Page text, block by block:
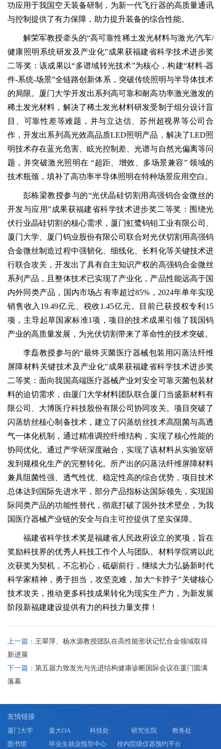
功应用于我国空天装备研制，为新一代飞行器的高质量通讯
与控制提供了有力保障，助力提升装备的综合性能。
解荣军教授牵头的“高可靠性稀土发光材料与激光/汽车/
健康照明系统研发及产业化”成果获福建省科学技术进步奖
二等奖：该成果以“多谱域转光技术”为核心，构建“材料-器
件-系统-场景”全链路创新体系，突破传统照明与半导体技术
的局限。厦门大学开发出系列高可靠和耐高功率激光激发的
稀土发光材料，解决了稀土发光材料研发受制于组分设计盲
目、可靠性差等难题，并与立达信、苏州超视界等公司合
作，开发出系列高光效高品质LED照明产品，解决了LED照
明技术存在蓝光危害、眩光控制差、光谱与自然光偏离等问
题，并突破激光照明在 ‌“超距、增效、多场景兼容”‌ 领域的
技术瓶颈，填补了高功率半导体照明在特种场景应用空白。
彭栋梁教授参与的“光伏晶硅切割用高强钨合金微丝的
开发与应用”成果获福建省科学技术进步奖二等奖：围绕光
伏行业晶硅切割的核心需求，厦门虹鹭钨钼工业有限公司、
厦门大学、厦门钨业股份有限公司联合对光伏切割用高强钨
合金微丝制造过程中强韧化、细线化、长料化等关键技术进
行联合攻关，开发出了具有自主知识产权的高强钨合金微丝
系列产品，且整体技术已实现了产业化，产品性能远高于国
内外同类产品，国内市场占有率超过85%，2024年单年实现
销售收入19.49亿元、税收1.45亿元。目前已获授权专利15
项，主导起草国家标准1项，项目的技术成果引领了我国钨
产业的高质量发展，为光伏切割带来了革命性的技术突破。
李磊教授参与的“最终灭菌医疗器械包装用闪蒸法纤维
屏障材料关键技术及产业化”成果获福建省科学技术进步奖
二等奖：面向我国高端医疗器械产业对安全可靠灭菌包装材
料的迫切需求，由厦门大学材料团队联合厦门当盛新材料有
限公司、大博医疗科技股份有限公司协同攻关。项目突破了
闪蒸纺丝核心制备技术，建立了闪蒸纺丝技术高阻菌与高透
气一体化机制，通过精准调控纤维结构，实现了核心性能的
协同优化。通过产学研深度融合，实现了该材料从实验室研
发到规模化生产的完整转化。所产出的闪蒸法纤维屏障材料
兼具阻菌性强、透气性优、稳定性高的综合优势，项目技术
总体达到国际先进水平，部分产品指标达国际领先，实现国
际同类产品的功能性替代，彻底打破了国外技术壁垒，为我
国医疗器械产业链的安全与自主可控提供了坚实保障。
福建省科学技术奖是福建省人民政府设立的奖项，旨在
奖励科技界的优秀人科技工作个人与团队。材料学院将以此
次获奖为契机，不忘初心，砥砺前行，继续大力弘扬新时代
科学家精神，勇于担当，攻坚克难，加大“卡脖子”关键核心
技术攻关，推动更多科技成果转化为现实生产力，为新发展
阶段新福建建设提供有力的科技力量支撑！
上一篇： 王翠萍、杨水源教授团队在高性能形状记忆合金领域取得
新进展
下一篇： 第五届力致发光与先进结构健康诊断国际会议在厦门圆满
落幕
友情链接
厦门大学 厦大OA 科技处 研究生院
教务处
图书馆
毕业生就业指导中心 校内院级仪器预约平台